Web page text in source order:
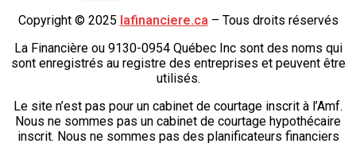
Copyright © 2025 lafinanciere.ca – Tous droits réservés
La Financière ou 9130-0954 Québec Inc sont des noms qui
sont enregistrés au registre des entreprises et peuvent être
utilisés.
Le site n’est pas pour un cabinet de courtage inscrit à l’Amf.
Nous ne sommes pas un cabinet de courtage hypothécaire
inscrit. Nous ne sommes pas des planificateurs financiers